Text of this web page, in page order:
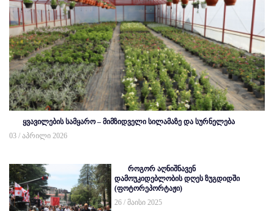
ყვავილების სამყარო – მიმზიდველი სილამაზე და სურნელება
03 / აპრილი 2026
როგორ აღნიშნავენ
დამოუკიდებლობის დღეს ზუგდიდში
(ფოტორეპორტაჟი)
26 / მაისი 2025